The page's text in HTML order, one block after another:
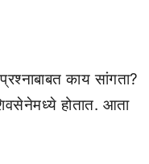
काय सांगता?
होतात. आता